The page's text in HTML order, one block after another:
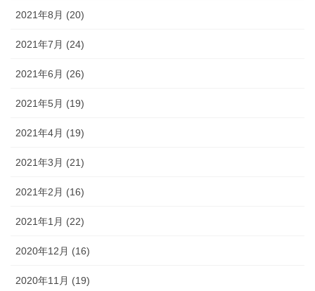
2021年8月 (20)
2021年7月 (24)
2021年6月 (26)
2021年5月 (19)
2021年4月 (19)
2021年3月 (21)
2021年2月 (16)
2021年1月 (22)
2020年12月 (16)
2020年11月 (19)